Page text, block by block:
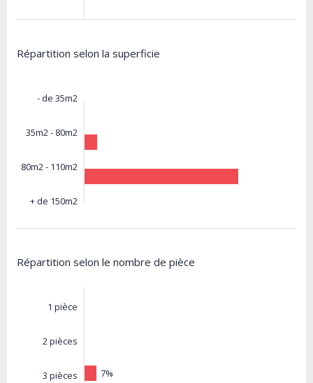
Répartition selon la superficie
- de 35m2
35m2 - 80m2
80m2 - 110m2
+ de 150m2
Répartition selon le nombre de pièce
1 pièce
2 pièces
3 pièces 7%